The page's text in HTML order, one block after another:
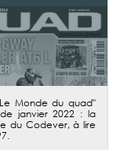
Monde du quad"
de janvier 2022 : la
du Codever, à lire